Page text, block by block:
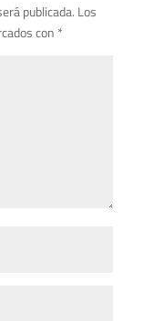
publicada. Los
con *